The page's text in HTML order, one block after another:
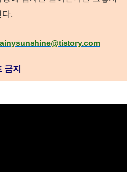
다.
금지